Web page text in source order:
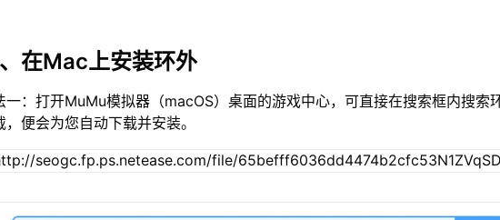
在Mac上安装环外
一：打开MuMu模拟器（macOS）桌面的游戏中心，可直接在搜索框内搜索
，便会为您自动下载并安装。